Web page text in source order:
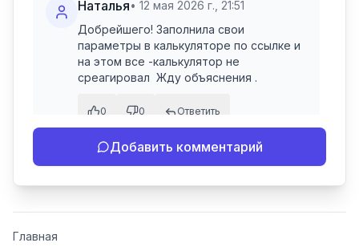
Наталья• 12 мая 2026 г., 21:51
Добрейшего! Заполнила свои
параметры в калькуляторе по ссылке и
на этом все -калькулятор не
среагировал  Жду объяснения .
0 0 Ответить
правильно
12:52
Добавить комментарий
Главная